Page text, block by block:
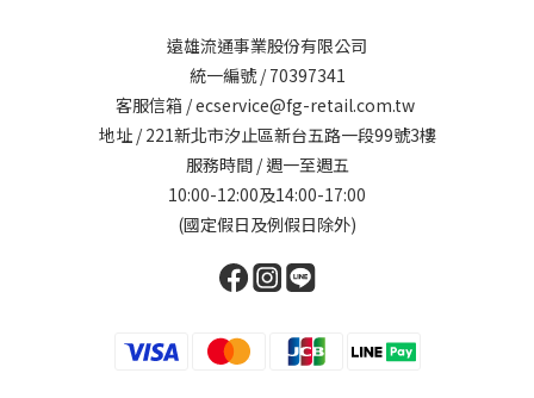
遠雄流通事業股份有限公司
統一編號 / 70397341
客服信箱 / ecservice@fg-retail.com.tw
地址 / 221新北市汐止區新台五路一段99號3樓
服務時間 / 週一至週五
10:00-12:00及14:00-17:00
(國定假日及例假日除外)